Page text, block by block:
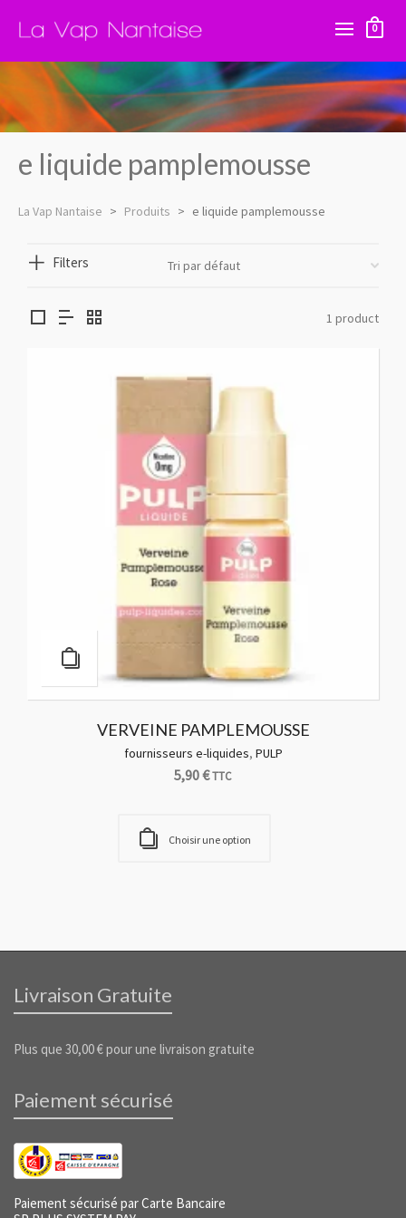
0
e liquide pamplemousse
La Vap Nantaise > Produits > e liquide pamplemousse
Filters
1 product
VERVEINE PAMPLEMOUSSE
fournisseurs e-liquides, PULP
5,90€TTC
Choisir une option
Livraison Gratuite
Plus que 30,00€pour une livraison gratuite
Paiement sécurisé
Paiement sécurisé par Carte Bancaire